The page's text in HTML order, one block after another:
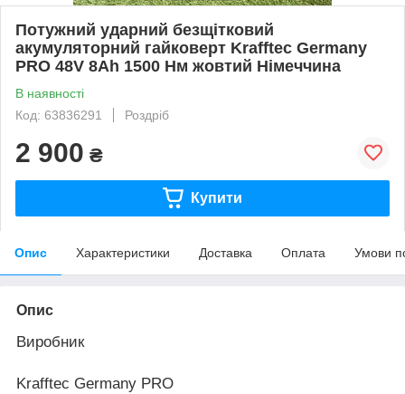
Потужний ударний безщітковий
акумуляторний гайковерт Krafftec Germany
PRO 48V 8Ah 1500 Нм жовтий Німеччина
В наявності
Код: 63836291
Роздріб
2 900 ₴
Купити
Опис Характеристики Доставка Оплата Умови
Опис
Виробник
Krafftec Germany PRO